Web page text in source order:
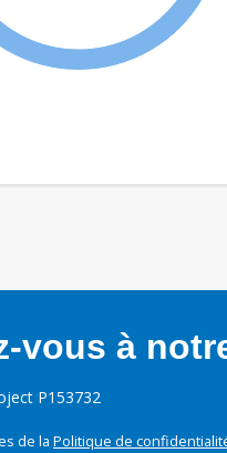
vous à
P153732
de la Politique de